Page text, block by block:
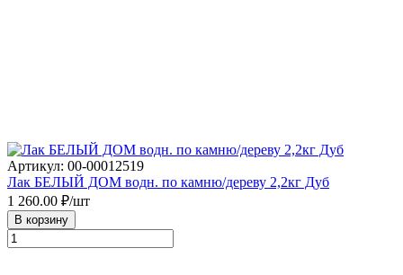
Артикул: 00-00012519
Лак БЕЛЫЙ ДОМ водн. по камню/дереву 2,2кг Дуб
1 260.00 ₽/шт
В корзину